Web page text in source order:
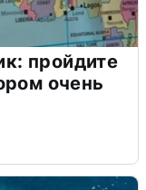
пройдите
очень